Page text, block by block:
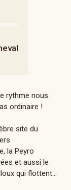
rythme nous
ordinaire !
site du
la Peyro
et aussi le
qui flottent…